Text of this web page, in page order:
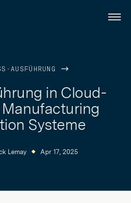
Menü
AUSFÜHRUNG
in Cloud-
Systeme
Lemay Apr 17, 2025